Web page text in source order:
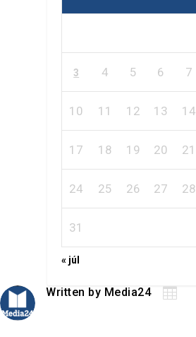
3 4 5 6 7
10 11 12 13 14
17 18 19 20 21
24 25 26 27 28
31
« júl
Written by Media24 